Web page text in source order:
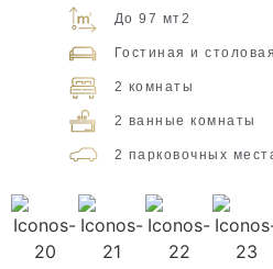
До 97 мт2
Гостиная и столовая
2 комнаты
2 ванные комнаты
2 парковочных